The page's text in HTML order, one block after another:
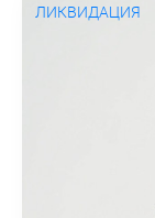
ЛИКВИДАЦИЯ